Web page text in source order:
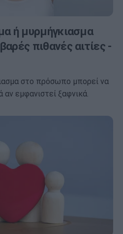
ή μυρμήγκιασμα
πιθανές αιτίες -
στο πρόσωπο μπορεί να
αν εμφανιστεί ξαφνικά.